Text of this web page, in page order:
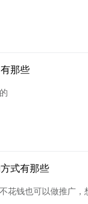
那些
式有那些
花钱也可以做推广